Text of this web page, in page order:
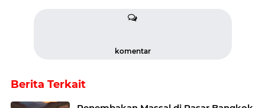
komentar
Berita Terkait